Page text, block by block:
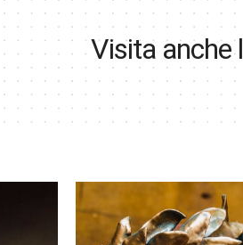
Visita anche